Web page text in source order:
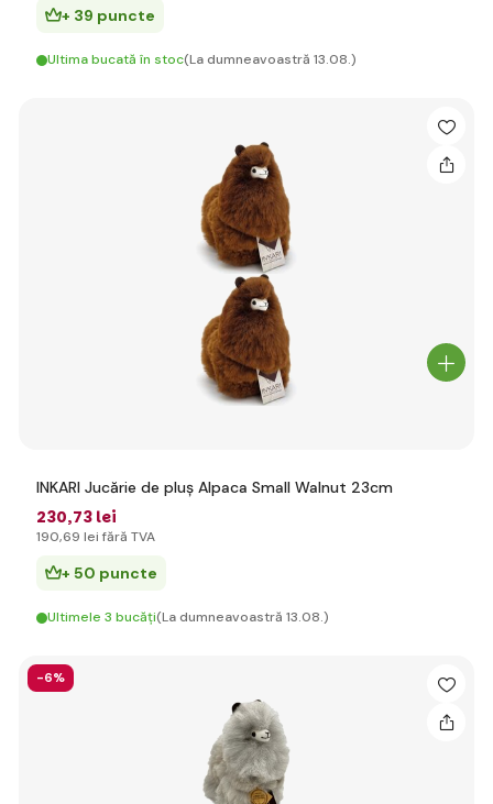
+ 39 puncte
Ultima bucată în stoc(La dumneavoastră 13.08.)
INKARI Jucărie de pluș Alpaca Small Walnut 23cm
230,73 lei
190,69 lei fără TVA
+ 50 puncte
Ultimele 3 bucăți(La dumneavoastră 13.08.)
-6%